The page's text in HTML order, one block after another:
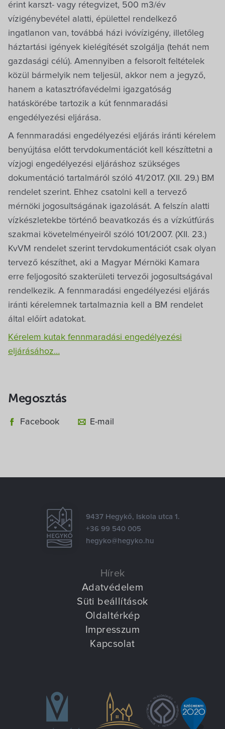
érint karszt- vagy rétegvizet, 500 m3/év
vízigénybevétel alatti, épülettel rendelkező
ingatlanon van, továbbá házi ivóvízigény, illetőleg
háztartási igények kielégítését szolgálja (tehát nem
gazdasági célú). Amennyiben a felsorolt feltételek
közül bármelyik nem teljesül, akkor nem a jegyző,
hanem a katasztrófavédelmi igazgatóság
hatáskörébe tartozik a kút fennmaradási
engedélyezési eljárása.
A fennmaradási engedélyezési eljárás iránti kérelem
benyújtása előtt tervdokumentációt kell készíttetni a
vízjogi engedélyezési eljáráshoz szükséges
dokumentáció tartalmáról szóló 41/2017. (XII. 29.) BM
rendelet szerint. Ehhez csatolni kell a tervező
mérnöki jogosultságának igazolását. A felszín alatti
vízkészletekbe történő beavatkozás és a vízkútfúrás
szakmai követelményeiről szóló 101/2007. (XII. 23.)
KvVM rendelet szerint tervdokumentációt csak olyan
tervező készíthet, aki a Magyar Mérnöki Kamara
erre feljogosító szakterületi tervezői jogosultságával
rendelkezik. A fennmaradási engedélyezési eljárás
iránti kérelemnek tartalmaznia kell a BM rendelet
által előírt adatokat.
Kérelem kutak fennmaradási engedélyezési
eljárásához…
Megosztás
Facebook E-mail
9437 Hegykő, Iskola utca 1.
+36 99 540 005
hegyko@hegyko.hu
Hírek
Adatvédelem
Süti beállítások
Oldaltérkép
Impresszum
Kapcsolat